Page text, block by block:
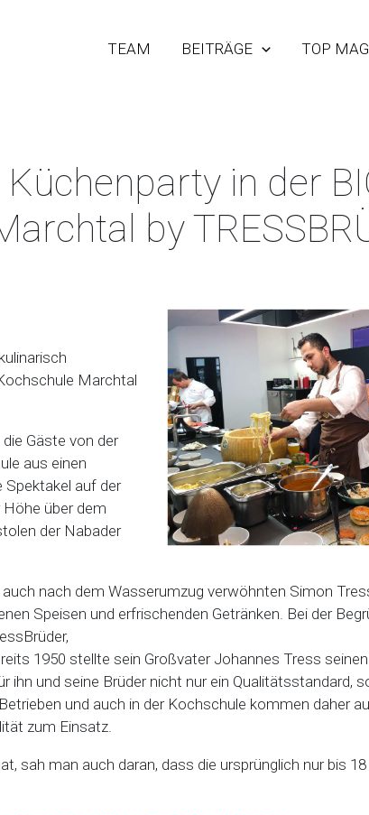
TEAM BEITRÄGE TOP
in der
by
Marchtal
Gäste von der
aus einen
Spektakel auf der
über dem
der Nabader
nach dem Wasserumzug verwöhnten Simon
Speisen und erfrischenden Getränken. Bei der
1950 stellte sein Großvater Johannes Tress
ihn und seine Brüder nicht nur ein Qualitätsstandard,
und auch in der Kochschule kommen daher
zum Einsatz.
sah man auch daran, dass die ursprünglich nur bis